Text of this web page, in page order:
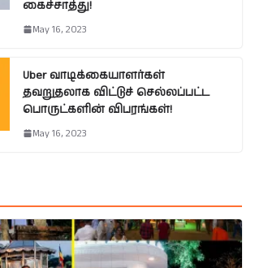
கைச்சாத்து!
May 16, 2023
Uber வாடிக்கையாளர்கள்
தவறுதலாக விட்டுச் செல்லப்பட்ட
பொருட்களின் விபரங்கள்!
May 16, 2023